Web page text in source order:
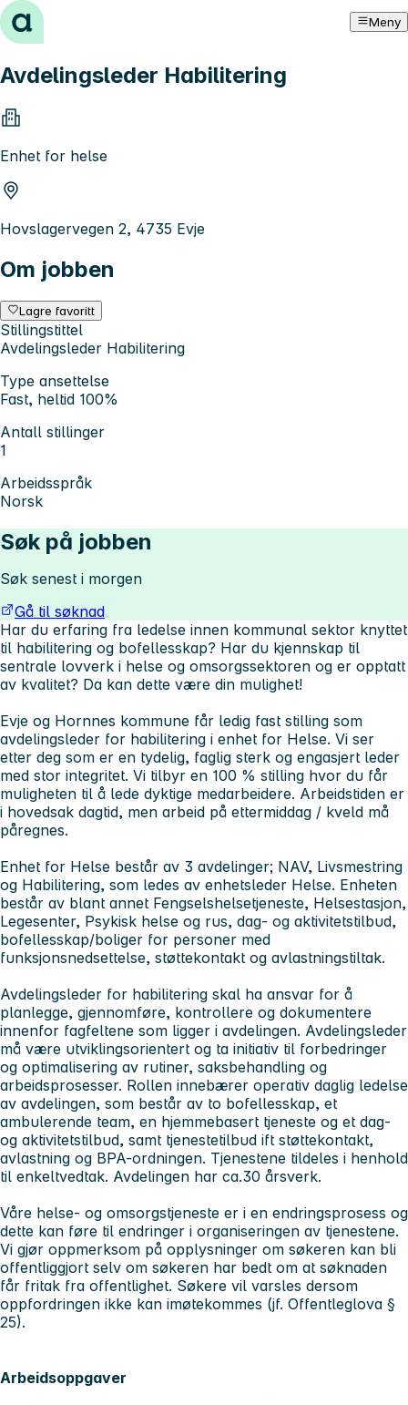
Hopp til innhold Meny
Avdelingsleder Habilitering
Enhet for helse
Hovslagervegen 2, 4735 Evje
Om jobben
Lagre favoritt
Stillingstittel
Avdelingsleder Habilitering
Type ansettelse
Fast, heltid 100%
Antall stillinger
1
Arbeidsspråk
Norsk
Søk på jobben
Søk senest i morgen
Gå til søknad
Har du erfaring fra ledelse innen kommunal sektor knyttet
til habilitering og bofellesskap? Har du kjennskap til
sentrale lovverk i helse og omsorgssektoren og er opptatt
av kvalitet? Da kan dette være din mulighet!
Evje og Hornnes kommune får ledig fast stilling som
avdelingsleder for habilitering i enhet for Helse. Vi ser
etter deg som er en tydelig, faglig sterk og engasjert leder
med stor integritet. Vi tilbyr en 100 % stilling hvor du får
muligheten til å lede dyktige medarbeidere. Arbeidstiden er
i hovedsak dagtid, men arbeid på ettermiddag / kveld må
påregnes.
Enhet for Helse består av 3 avdelinger; NAV, Livsmestring
og Habilitering, som ledes av enhetsleder Helse. Enheten
består av blant annet Fengselshelsetjeneste, Helsestasjon,
Legesenter, Psykisk helse og rus, dag- og aktivitetstilbud,
bofellesskap/boliger for personer med
funksjonsnedsettelse, støttekontakt og avlastningstiltak.
Avdelingsleder for habilitering skal ha ansvar for å
planlegge, gjennomføre, kontrollere og dokumentere
innenfor fagfeltene som ligger i avdelingen. Avdelingsleder
må være utviklingsorientert og ta initiativ til forbedringer
og optimalisering av rutiner, saksbehandling og
arbeidsprosesser. Rollen innebærer operativ daglig ledelse
av avdelingen, som består av to bofellesskap, et
ambulerende team, en hjemmebasert tjeneste og et dag-
og aktivitetstilbud, samt tjenestetilbud ift støttekontakt,
avlastning og BPA-ordningen. Tjenestene tildeles i henhold
til enkeltvedtak. Avdelingen har ca.30 årsverk.
Våre helse- og omsorgstjeneste er i en endringsprosess og
dette kan føre til endringer i organiseringen av tjenestene.
Vi gjør oppmerksom på opplysninger om søkeren kan bli
offentliggjort selv om søkeren har bedt om at søknaden
får fritak fra offentlighet. Søkere vil varsles dersom
oppfordringen ikke kan imøtekommes (jf. Offentleglova §
25).
Arbeidsoppgaver